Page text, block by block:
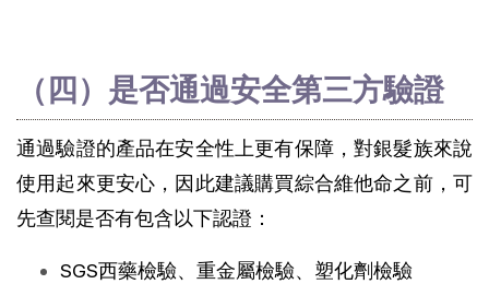
（四）是否通過安全第三方驗證
通過驗證的產品在安全性上更有保障，對銀髮族來說
使用起來更安心，因此建議購買綜合維他命之前，可
先查閱是否有包含以下認證：
SGS西藥檢驗、重金屬檢驗、塑化劑檢驗